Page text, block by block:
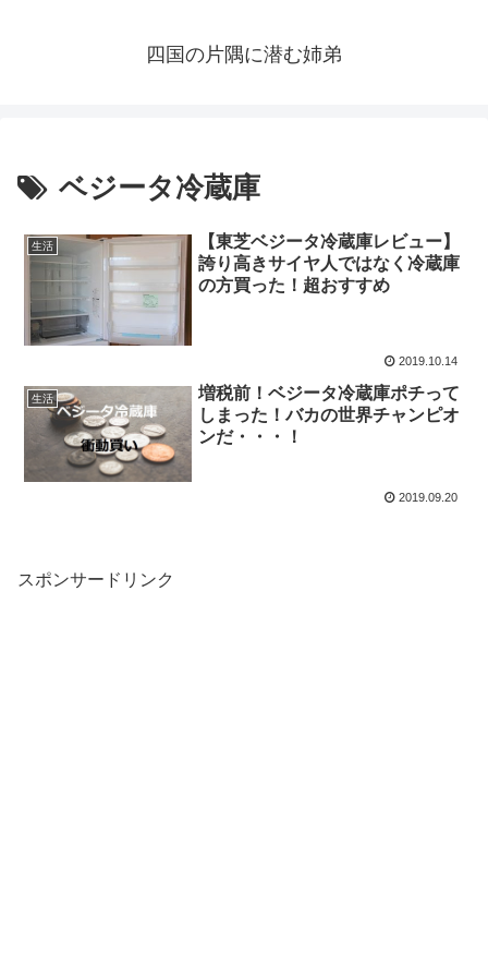
四国の片隅に潜む姉弟
ベジータ冷蔵庫
生活
【東芝ベジータ冷蔵庫レビュー】
誇り高きサイヤ人ではなく冷蔵庫
の方買った！超おすすめ
2019.10.14
生活
増税前！ベジータ冷蔵庫ポチって
しまった！バカの世界チャンピオ
ンだ・・・！
2019.09.20
スポンサードリンク